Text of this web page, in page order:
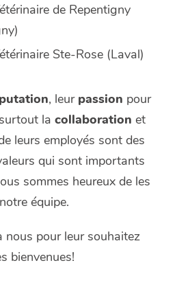
de Repentigny
Ste-Rose (Laval)
, leur passion pour
la collaboration et
leurs employés sont des
qui sont importants
sommes heureux de les
équipe.
nous pour leur souhaitez
bienvenues!